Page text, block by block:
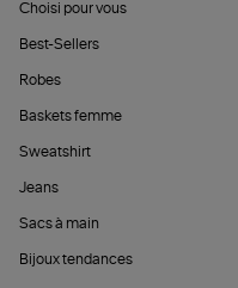
Choisi pour vous
Best-Sellers
Robes
Baskets femme
Sweatshirt
Jeans
Sacs à main
Bijoux tendances